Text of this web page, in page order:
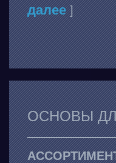
далее]
ОСНОВЫ